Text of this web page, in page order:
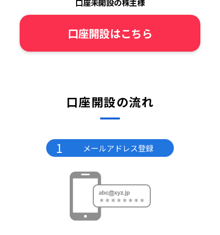
口座未開設の株主様
口座開設はこちら
口座開設の流れ
1 メールアドレス登録